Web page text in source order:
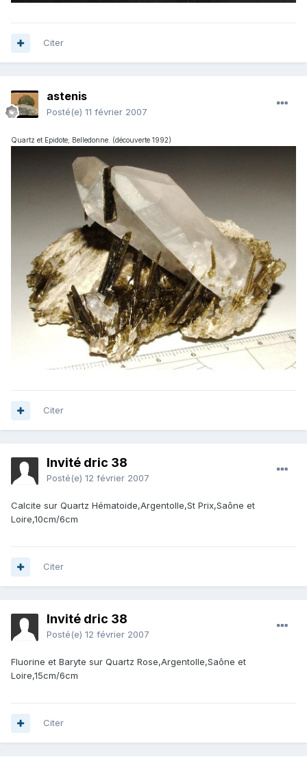
Citer
astenis
Posté(e) 11 février 2007
Quartz et Epidote; Belledonne. (découverte 1992)
Citer
Invité dric 38
Posté(e) 12 février 2007
Calcite sur Quartz Hématoide,Argentolle,St Prix,Saône et
Loire,10cm/6cm
Citer
Invité dric 38
Posté(e) 12 février 2007
Fluorine et Baryte sur Quartz Rose,Argentolle,Saône et
Loire,15cm/6cm
Citer